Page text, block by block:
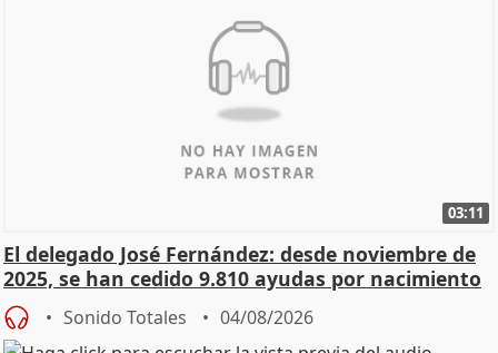
03:11
El delegado José Fernández: desde noviembre de
2025, se han cedido 9.810 ayudas por nacimiento
Sonido Totales 04/08/2026